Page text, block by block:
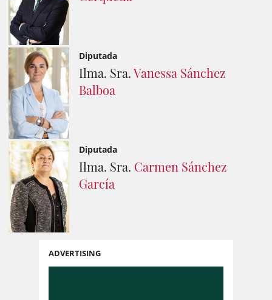
Diputada
Ilma. Sra.Vanessa Sánchez
Balboa
Diputada
Ilma. Sra. Carmen Sánchez
García
ADVERTISING